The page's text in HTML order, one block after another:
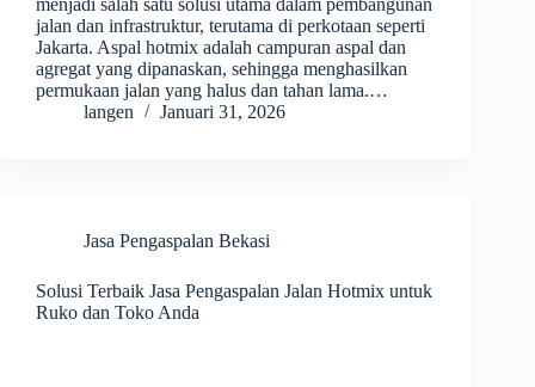
menjadi salah satu solusi utama dalam pembangunan
jalan dan infrastruktur, terutama di perkotaan seperti
Jakarta. Aspal hotmix adalah campuran aspal dan
agregat yang dipanaskan, sehingga menghasilkan
permukaan jalan yang halus dan tahan lama.…
langen
Januari 31, 2026
Jasa Pengaspalan Bekasi
Solusi Terbaik Jasa Pengaspalan Jalan Hotmix untuk
Ruko dan Toko Anda